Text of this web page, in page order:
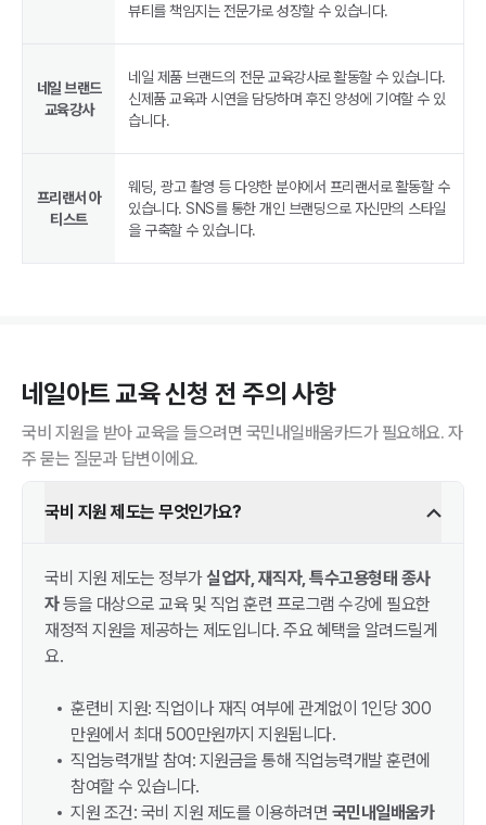
뷰티를 책임지는 전문가로 성장할 수 있습니다.
네일 브랜드
교육강사
네일 제품 브랜드의 전문 교육강사로 활동할 수 있습니다.
신제품 교육과 시연을 담당하며 후진 양성에 기여할 수 있
습니다.
프리랜서 아
티스트
웨딩, 광고 촬영 등 다양한 분야에서 프리랜서로 활동할 수
있습니다. SNS를 통한 개인 브랜딩으로 자신만의 스타일
을 구축할 수 있습니다.
네일아트교육 신청 전 주의 사항
국비 지원을 받아 교육을 들으려면 국민내일배움카드가 필요해요. 자
주 묻는 질문과 답변이에요.
국비 지원 제도는 무엇인가요?
국비 지원 제도는 정부가실업자, 재직자, 특수고용형태 종사
자등을 대상으로 교육 및 직업 훈련 프로그램 수강에 필요한
재정적 지원을 제공하는 제도입니다. 주요 혜택을 알려드릴게
요.
훈련비 지원: 직업이나 재직 여부에 관계없이 1인당 300
만원에서 최대 500만원까지 지원됩니다.
직업능력개발 참여: 지원금을 통해 직업능력개발 훈련에
참여할 수 있습니다.
지원 조건: 국비 지원 제도를 이용하려면 국민내일배움카